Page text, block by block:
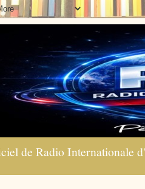
de Radio Internationale